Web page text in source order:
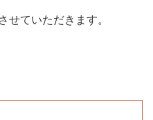
せていただきます。